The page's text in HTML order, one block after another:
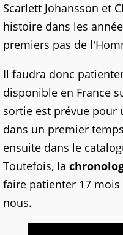
Scarlett Johansson et
histoire dans les
premiers pas de
Il faudra donc
disponible en France
sortie est prévue pour
dans un premier
ensuite dans le
Toutefois, la
faire patienter 17
nous.